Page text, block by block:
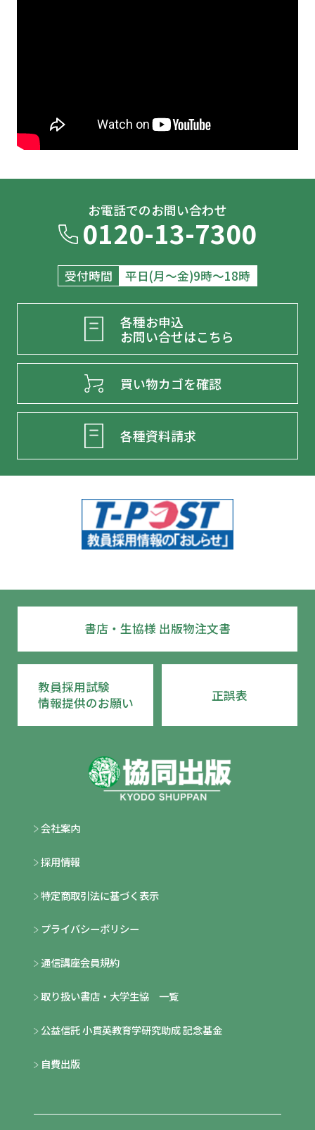
お電話でのお問い合わせ
0120-13-7300
受付時間 平日(月～金)9時～18時
各種お申込
お問い合せはこちら
買い物カゴを確認
各種資料請求
会社案内
採用情報
特定商取引法に基づく表示
プライバシーポリシー
通信講座会員規約
取り扱い書店・大学生協 一覧
公益信託 小貫英教育学研究助成 記念基金
自費出版
書店・生協様 出版物注文書
教員採用試験
情報提供のお願い
正誤表